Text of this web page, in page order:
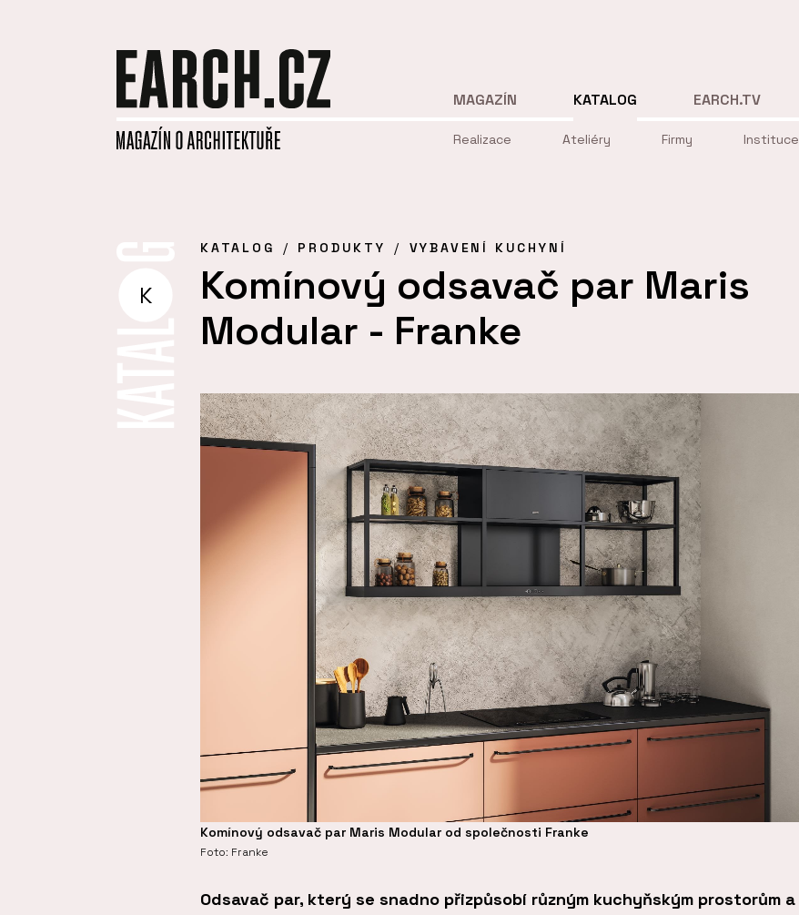
MAGAZÍN KATALOG
Realizace Ateliéry Firmy Instituce
EARCH.TV
K
KATALOG PRODUKTY VYBAVENÍ KUCHYNÍ
Komínový odsavač par Maris
Modular - Franke
Komínový odsavač par Maris Modular od společnosti Franke
Foto: Franke
Odsavač par, který se snadno přizpůsobí různým kuchyňským prostorům a